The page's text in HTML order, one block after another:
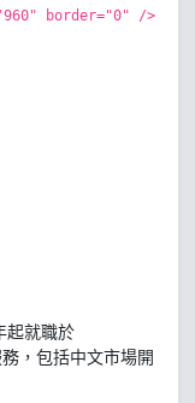
border="0" />
起就職於
，包括中文市場開